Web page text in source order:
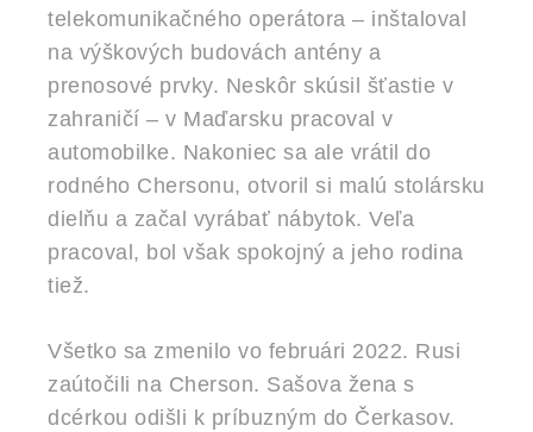
telekomunikačného operátora – inštaloval
na výškových budovách antény a
prenosové prvky. Neskôr skúsil šťastie v
zahraničí – v Maďarsku pracoval v
automobilke. Nakoniec sa ale vrátil do
rodného Chersonu, otvoril si malú stolársku
dielňu a začal vyrábať nábytok. Veľa
pracoval, bol však spokojný a jeho rodina
tiež.
Všetko sa zmenilo vo februári 2022. Rusi
zaútočili na Cherson. Sašova žena s
dcérkou odišli k príbuzným do Čerkasov.